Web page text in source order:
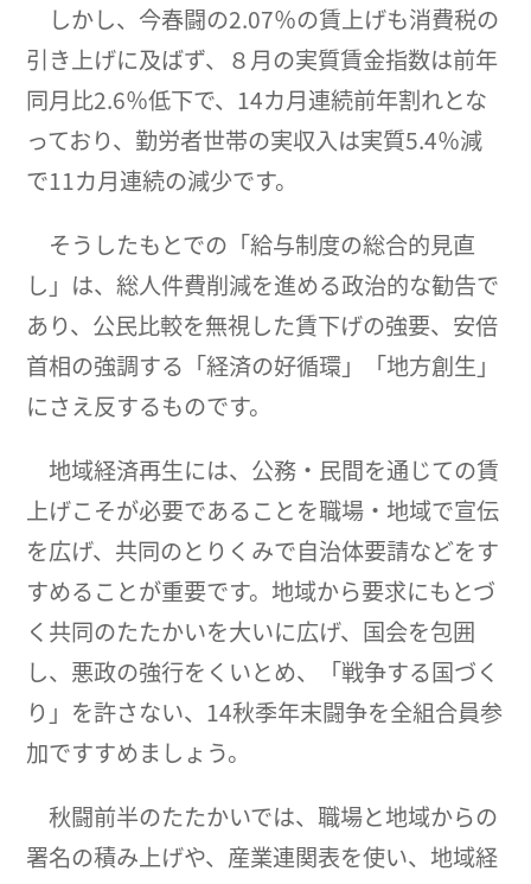
しかし、今春闘の2.07％の賃上げも消費税の
引き上げに及ばず、８月の実質賃金指数は前年
同月比2.6％低下で、14カ月連続前年割れとな
っており、勤労者世帯の実収入は実質5.4％減
で11カ月連続の減少です。
そうしたもとでの「給与制度の総合的見直
し」は、総人件費削減を進める政治的な勧告で
あり、公民比較を無視した賃下げの強要、安倍
首相の強調する「経済の好循環」「地方創生」
にさえ反するものです。
地域経済再生には、公務・民間を通じての賃
上げこそが必要であることを職場・地域で宣伝
を広げ、共同のとりくみで自治体要請などをす
すめることが重要です。地域から要求にもとづ
く共同のたたかいを大いに広げ、国会を包囲
し、悪政の強行をくいとめ、「戦争する国づく
り」を許さない、14秋季年末闘争を全組合員参
加ですすめましょう。
秋闘前半のたたかいでは、職場と地域からの
署名の積み上げや、産業連関表を使い、地域経